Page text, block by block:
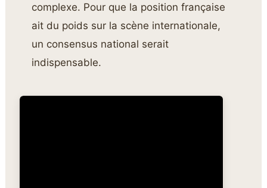
complexe. Pour que la position française
ait du poids sur la scène internationale,
un consensus national serait
indispensable.